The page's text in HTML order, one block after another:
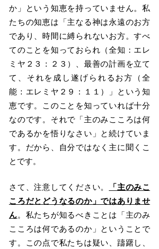
か」という知恵を持っていません。私
たちの知恵は「主なる神は永遠のお方
であり、時間に縛られないお方。すべ
てのことを知っておられ（全知：エレ
ミヤ２３：２３）、最善の計画を立て
て、それを成し遂げられるお方（全
能：エレミヤ２９：１１）」という知
恵です。このことを知っていれば十分
なのです。それで「主のみこころは何
であるかを悟りなさい」と続けていま
す。だから、自分ではなく主に聞くこ
とです。
さて、注意してください。
「主のみこ
ころだとどうなるのか」ではありませ
ん。私たちが知るべきことは「主のみ
こころは何であるのか」ということで
す。この点で私たちは疑い、躊躇し、